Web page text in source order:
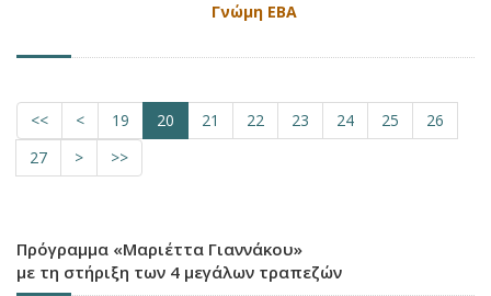
Γνώμη ΕΒΑ
<< < 19 20 21 22 23 24 25
26
27
> >>
Πρόγραμμα «Μαριέττα Γιαννάκου»
με τη στήριξη των 4 μεγάλων τραπεζών